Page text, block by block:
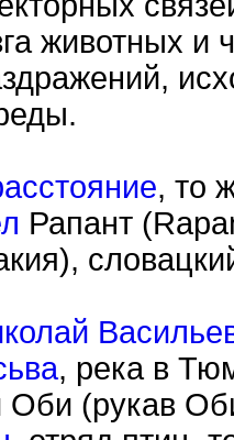
животных и
, то
Рапант
, река в
Оби (рукав